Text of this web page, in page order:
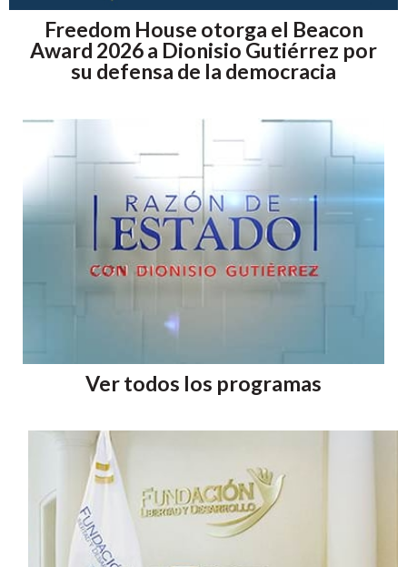
Freedom House otorga el Beacon
Award 2026 a Dionisio Gutiérrez por
su defensa de la democracia
Image
Ver todos los programas